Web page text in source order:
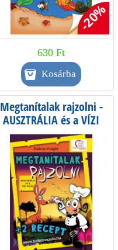
-20%
630 Ft
Megtanítalak rajzolni -
AUSZTRÁLIA és a VÍZI
VILÁG